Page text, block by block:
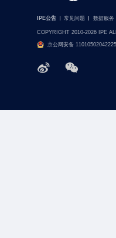
IPE公告 常见问题 数据服务
COPYRIGHT 2010-2026 IPE
京公网安备